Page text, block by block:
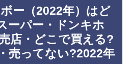
ー（2022年）はど
ーパー・ドンキホ
店・どこで買える?
売ってない?2022年